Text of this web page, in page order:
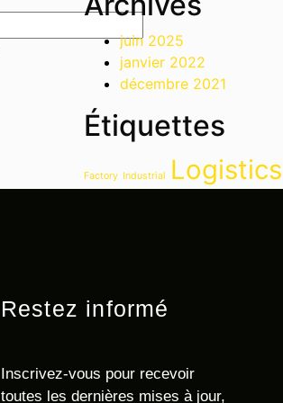
juin 2025
janvier 2022
décembre 2021
Étiquettes
Factory Industrial Logistics
Restez informé
Inscrivez-vous pour recevoir
toutes les dernières mises à jour,